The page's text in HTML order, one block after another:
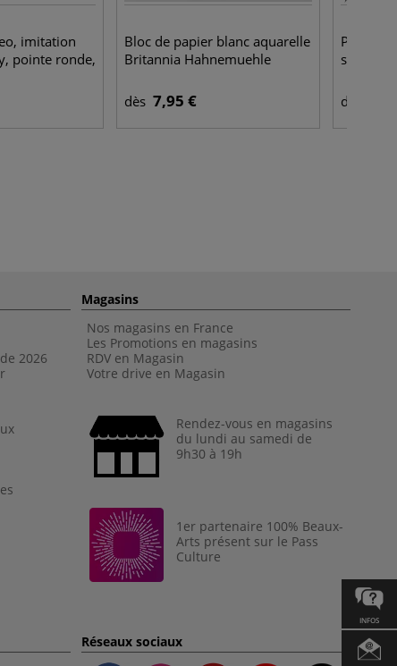
INFOS
imitation
pointe ronde,
Bloc de papier blanc aquarelle
Britannia Hahnemuehle
dès 7,95 €
Pinceau
série 363
dès
2026
Magasins
Nos magasins en France
Les Promotions en magasins
RDV en Magasin
Votre drive en Magasin
Rendez-vous en magasins
du lundi au samedi de
9h30 à 19h
1er partenaire 100% Beaux-
Arts présent sur le Pass
Culture
Réseaux sociaux